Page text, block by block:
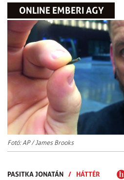
ONLINE EMBERI AGY
Fotó: AP / James Brooks
PASITKA JONATÁN / HÁTTÉR